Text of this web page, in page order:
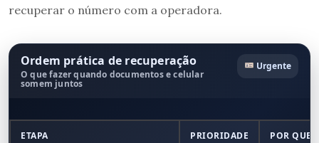
recuperar o número com a operadora.
Ordem prática de recuperação
O que fazer quando documentos e celular
somem juntos
Urgente
ETAPA PRIORIDADE POR QUE